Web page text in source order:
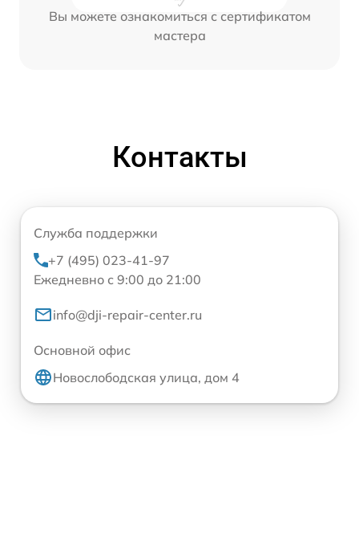
Вы можете ознакомиться с сертификатом
мастера
Контакты
Служба поддержки
+7 (495) 023-41-97
Ежедневно с 9:00 до 21:00
info@dji-repair-center.ru
Основной офис
Новослободская улица, дом 4